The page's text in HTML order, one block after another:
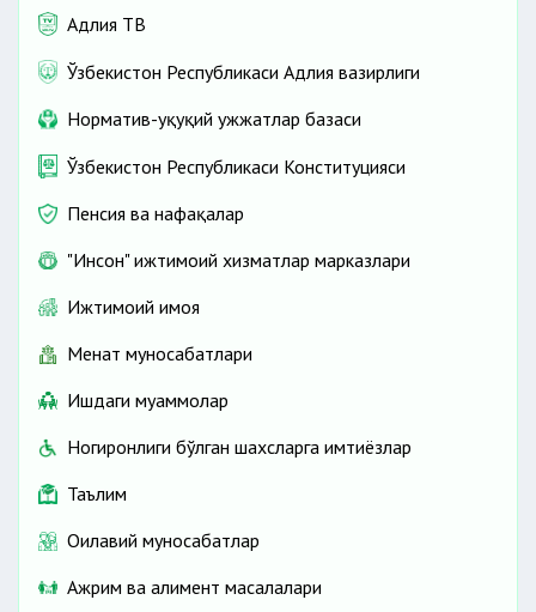
Адлия ТВ
Ўзбекистон Республикаси Адлия вазирлиги
Норматив-ҳуқуқий ҳужжатлар базаси
Ўзбекистон Республикаси Конституцияси
Пенсия ва нафақалар
"Инсон" ижтимоий хизматлар марказлари
Ижтимоий ҳимоя
Меҳнат муносабатлари
Ишдаги муаммолар
Ногиронлиги бўлган шахсларга имтиёзлар
Таълим
Оилавий муносабатлар
Ажрим ва алимент масалалари